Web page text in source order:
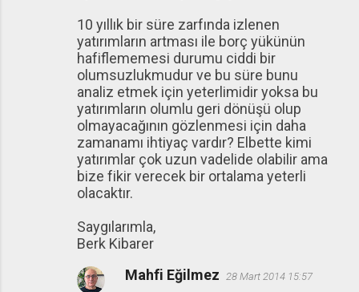
10 yıllık bir süre zarfında izlenen
yatırımların artması ile borç yükünün
hafiflememesi durumu ciddi bir
olumsuzlukmudur ve bu süre bunu
analiz etmek için yeterlimidir yoksa bu
yatırımların olumlu geri dönüşü olup
olmayacağının gözlenmesi için daha
zamanamı ihtiyaç vardır? Elbette kimi
yatırımlar çok uzun vadelide olabilir ama
bize fikir verecek bir ortalama yeterli
olacaktır.
Saygılarımla,
Berk Kibarer
Mahfi Eğilmez 28 Mart 2014 15:57